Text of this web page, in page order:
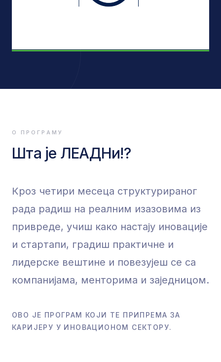
О ПРОГРАМУ
Шта је ЛЕАДНи!?
Кроз четири месеца структурираног
рада радиш на реалним изазовима из
привреде, учиш како настају иновације
и стартапи, градиш практичне и
лидерске вештине и повезујеш се са
компанијама, менторима и заједницом.
ОВО ЈЕ ПРОГРАМ КОЈИ ТЕ ПРИПРЕМА ЗА
КАРИЈЕРУ У ИНОВАЦИОНОМ СЕКТОРУ.